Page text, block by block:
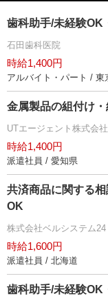
歯科助手/未経験OK
石田歯科医院
時給1,400円
アルバイト・パート / 東
金属製品の組付け
UTエージェント株式会
時給1,400円
派遣社員 / 愛知県
共済商品に関する
OK
株式会社ベルシステム24
時給1,600円
派遣社員 / 北海道
歯科助手/未経験OK